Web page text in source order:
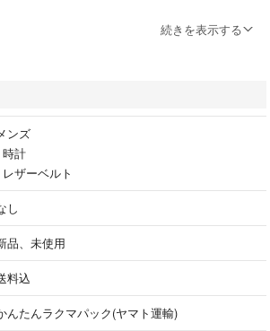
ンド、スクエア型スマートウォッチに最適。
用
続きを表示する
ンズ
時計
レザーベルト
し
品、未使用
料込
んたんラクマパック(ヤマト運輸)